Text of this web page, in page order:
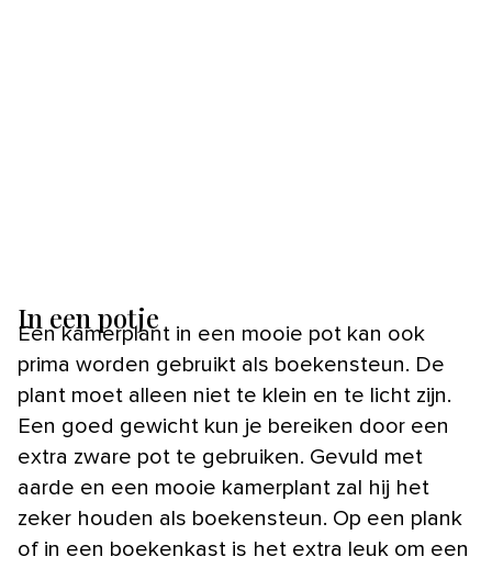
In een potje
Een kamerplant in een mooie pot kan ook
prima worden gebruikt als boekensteun. De
plant moet alleen niet te klein en te licht zijn.
Een goed gewicht kun je bereiken door een
extra zware pot te gebruiken. Gevuld met
aarde en een mooie kamerplant zal hij het
zeker houden als boekensteun. Op een plank
of in een boekenkast is het extra leuk om een